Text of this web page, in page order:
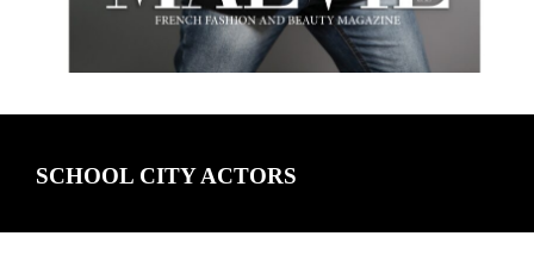
SCHOOL CITY ACTORS